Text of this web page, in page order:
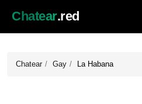
Chatear.red
Chatear Gay La Habana